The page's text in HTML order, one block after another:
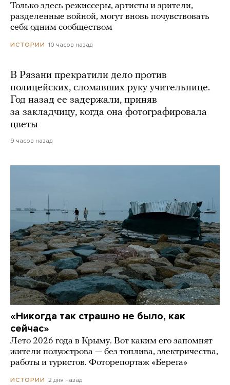
Только здесь режиссеры, артисты и зрители,
разделенные войной, могут вновь почувствовать
себя одним сообществом
ИСТОРИИ 10 часов назад
В Рязани прекратили дело против
полицейских, сломавших руку учительнице.
Год назад ее задержали, приняв
за закладчицу, когда она фотографировала
цветы
9 часов назад
«Никогда так страшно не было, как
сейчас»
Лето 2026 года в Крыму. Вот каким его запомнят
жители полуострова — без топлива, электричества,
работы и туристов. Фоторепортаж «Берега»
ИСТОРИИ 2 дня назад